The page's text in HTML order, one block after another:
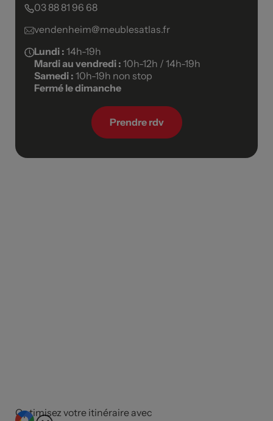
03 88 81 96 68
vendenheim@meublesatlas.fr
Lundi : 14h-19h
Mardi au vendredi : 10h-12h / 14h-19h
Samedi : 10h-19h non stop
Fermé le dimanche
Prendre rdv
Optimisez votre itinéraire avec